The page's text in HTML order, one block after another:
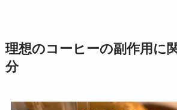
理想のコーヒーの副作用に
分